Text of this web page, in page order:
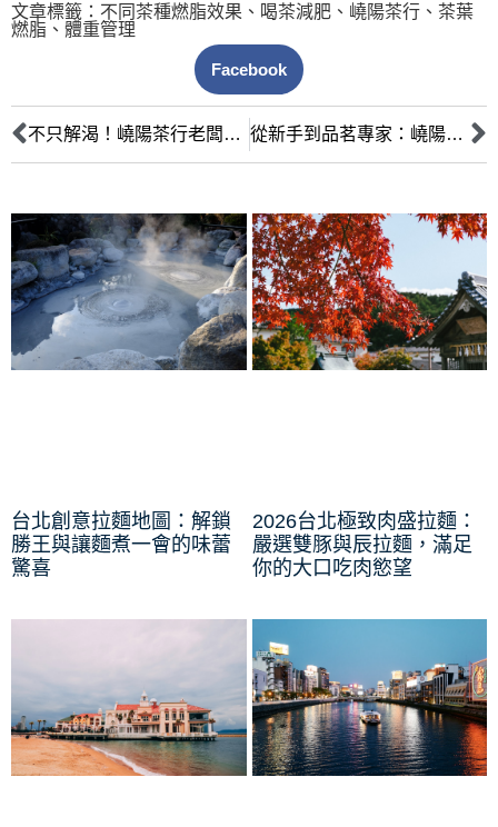
文章標籤： 不同茶種燃脂效果 、 喝茶減肥 、 嶢陽茶行 、 茶葉
燃脂 、 體重管理
Facebook
不只解渴！嶢陽茶行老闆帶你認識茶葉療癒力：喝對茶，穩定情緒又放鬆 從新手到品茗專家：嶢陽茶行老闆教你喝茶養生，不同體質選茶全攻略！
台北創意拉麵地圖：解鎖
勝王與讓麵煮一會的味蕾
驚喜
2026台北極致肉盛拉麵：
嚴選雙豚與辰拉麵，滿足
你的大口吃肉慾望